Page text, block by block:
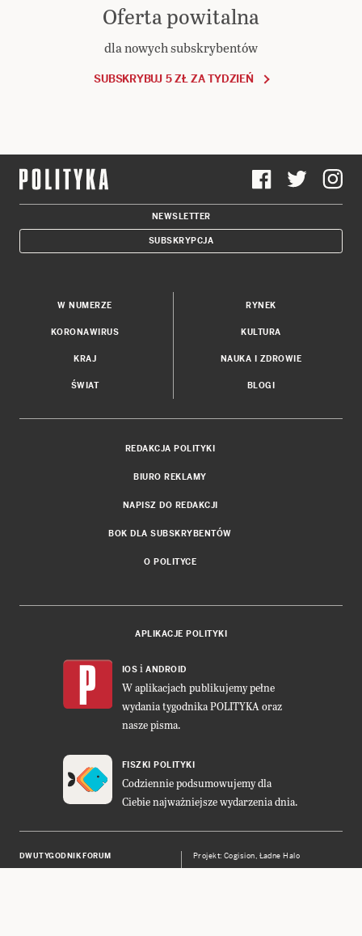
Oferta powitalna
dla nowych subskrybentów
SUBSKRYBUJ 5 ZŁ ZA TYDZIEŃ
NEWSLETTER
SUBSKRYPCJA
W NUMERZE
KORONAWIRUS
KRAJ
ŚWIAT
RYNEK
KULTURA
NAUKA I ZDROWIE
BLOGI
REDAKCJA POLITYKI
BIURO REKLAMY
NAPISZ DO REDAKCJI
BOK DLA SUBSKRYBENTÓW
O POLITYCE
APLIKACJE POLITYKI
IOS i ANDROID
W aplikacjach publikujemy pełne
wydania tygodnika POLITYKA oraz
nasze pisma.
FISZKI POLITYKI
Codziennie podsumowujemy dla
Ciebie najważniejsze wydarzenia dnia.
DWUTYGODNIK FORUM Projekt:Cogision, Ładne Halo